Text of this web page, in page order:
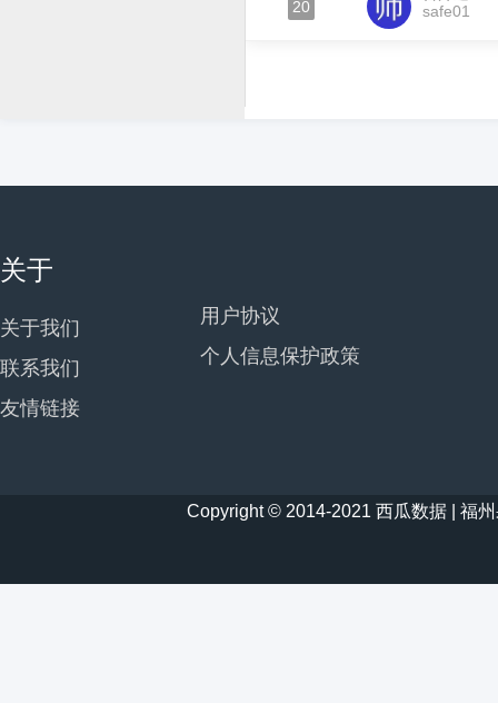
20
safe01
关于
关于我们
联系我们
友情链接
用户协议
个人信息保护政策
Copyright © 2014-2021 西瓜数据 | 福